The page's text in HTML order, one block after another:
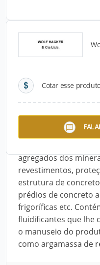
Cotar esse
Descrição do Produto
O Durobeton A
argamassa
agregados dos
revestimentos,
estrutura de
prédios de concreto
frigoríficas etc.
fluidificantes que lhe
o manuseio do
como argamassa de